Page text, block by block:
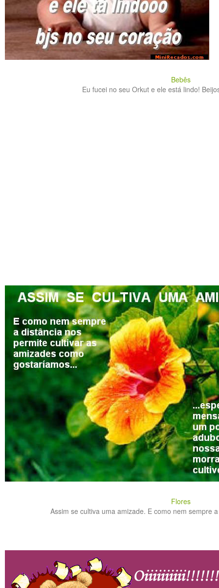
Bebês
Eu fucei no seu Orkut e ele está lindo!
Flores
Assim se cultiva uma amizade. E como nem sempre